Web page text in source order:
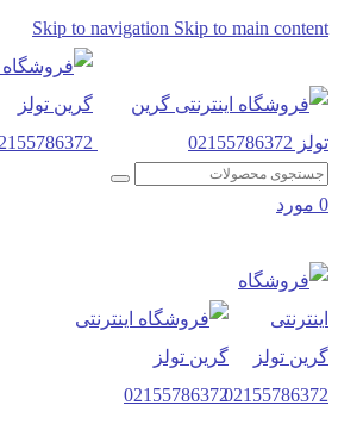
Skip to navigation Skip to main content
0 مورد